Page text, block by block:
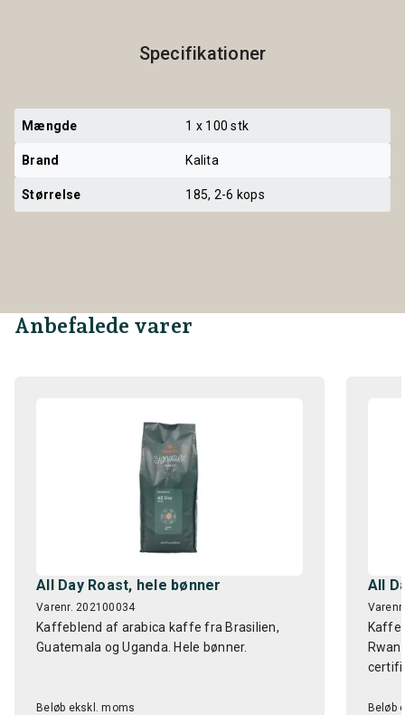
Specifikationer
Mængde 1 x 100 stk
Brand Kalita
Størrelse 185, 2-6 kops
Anbefalede varer
All Day Roast, hele bønner
Varenr. 202100034
Kaffeblend af arabica kaffe fra Brasilien,
Guatemala og Uganda. Hele bønner.
Beløb ekskl. moms
All
Beløb